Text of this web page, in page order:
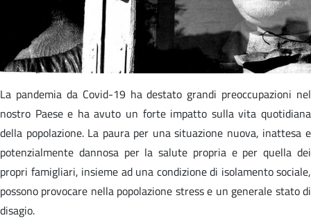
La pandemia da Covid-19 ha destato grandi preoccupazioni nel
nostro Paese e ha avuto un forte impatto sulla vita quotidiana
della popolazione. La paura per una situazione nuova, inattesa e
potenzialmente dannosa per la salute propria e per quella dei
propri famigliari, insieme ad una condizione di isolamento sociale,
possono provocare nella popolazione stress e un generale stato di
disagio.